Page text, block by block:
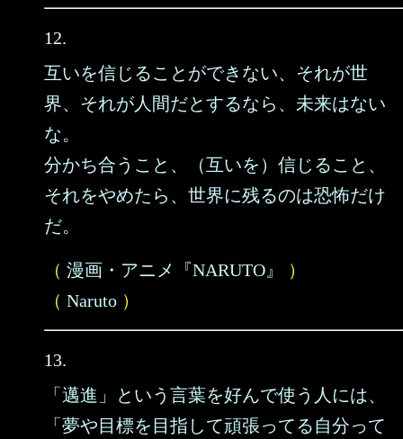
12.
互いを信じることができない、それが世
界、それが人間だとするなら、未来はない
な。
分かち合うこと、（互いを）信じること、
それをやめたら、世界に残るのは恐怖だけ
だ。
（ 漫画・アニメ『NARUTO』
）
（ Naruto ）
13.
「邁進」という言葉を好んで使う人には、
「夢や目標を目指して頑張ってる自分って